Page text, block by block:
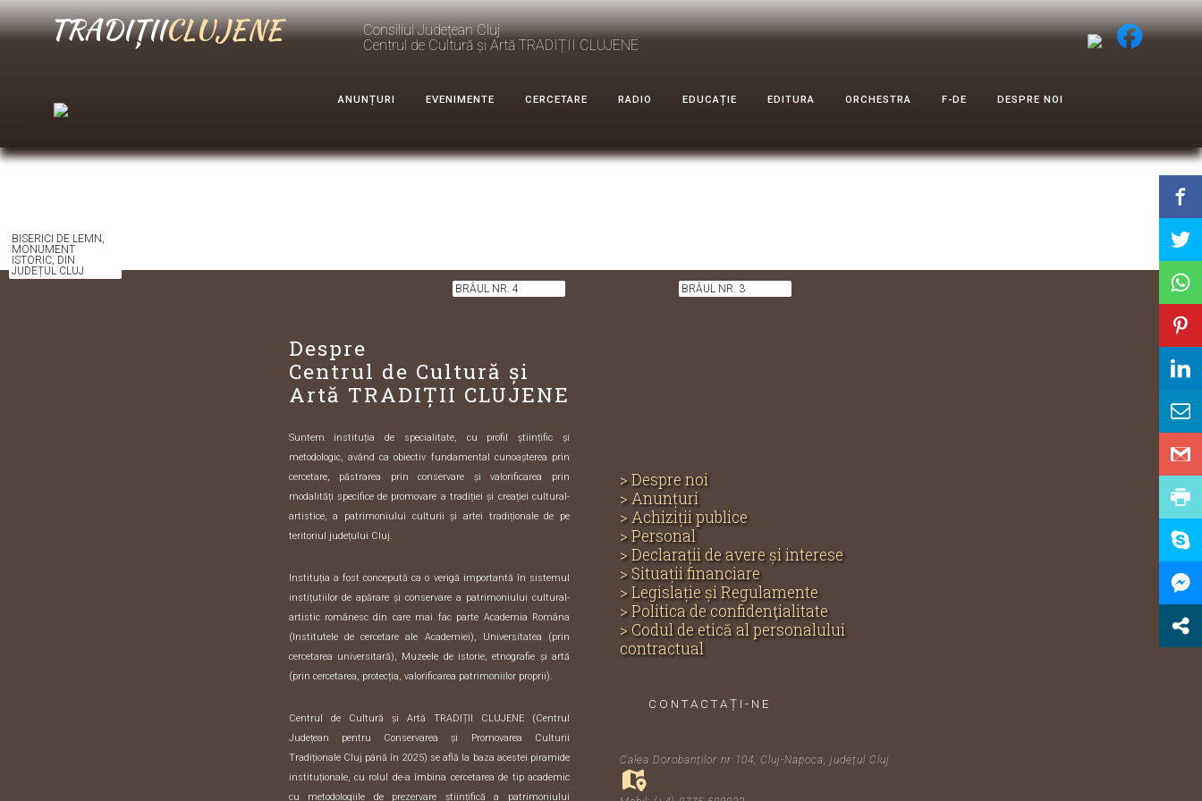
TRADIȚIICLUJENE
Consiliul Județean Cluj
Centrul de Cultură și Artă TRADIȚII CLUJENE
ANUNȚURI EVENIMENTE CERCETARE RADIO EDUCAȚIE EDITURA ORCHESTRA F-DE DESPRE NOI
BISERICI DE LEMN,
MONUMENT
ISTORIC, DIN
JUDEȚUL CLUJ
BRÂUL NR. 4
BRÂUL NR. 3
Despre
Centrul de Cultură și
Artă TRADIȚII CLUJENE
Suntem instituția de specialitate, cu profil științific și
metodologic, având ca obiectiv fundamental cunoașterea prin
cercetare, păstrarea prin conservare și valorificarea prin
modalități specifice de promovare a tradiției și creației cultural-
artistice, a patrimoniului culturii și artei tradiționale de pe
teritoriul județului Cluj.
Instituția a fost concepută ca o verigă importantă în sistemul
instițutiilor de apărare și conservare a patrimoniului cultural-
artistic românesc din care mai fac parte Academia Româna
(Institutele de cercetare ale Academiei), Universitatea (prin
cercetarea universitară), Muzeele de istorie, etnografie și artă
(prin cercetarea, protecția, valorificarea patrimoniilor proprii).
Centrul de Cultură și Artă TRADIȚII CLUJENE (Centrul
Județean pentru Conservarea și Promovarea Culturii
Tradiționale Cluj până în 2025) se află la baza acestei piramide
instituționale, cu rolul de-a îmbina cercetarea de tip academic
cu metodologiile de prezervare științifică a patrimoniului
> Despre noi
> Anunțuri
> Achiziții publice
> Personal
> Declarații de avere și interese
> Situații financiare
> Legislație și Regulamente
> Politica de confidenţialitate
> Codul de etică al personalului
contractual
CONTACTAȚI-NE
Calea Dorobanților nr 104, Cluj-Napoca, județul Cluj